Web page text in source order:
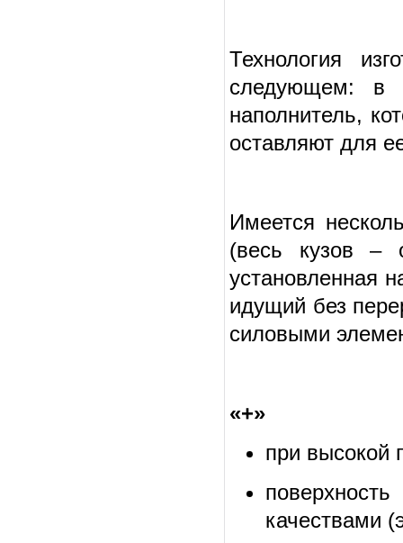
Технология
следующем: в
наполнитель,
оставляют для
Имеется
(весь кузов –
установленная
идущий без
силовыми
«+»
при высокой
качествами